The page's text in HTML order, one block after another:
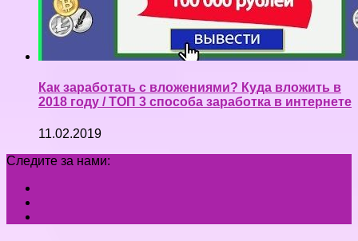
Как заработать с вложениями? Куда вложить в
2018 году / ТОП 3 способа заработка в интернете
11.02.2019
Следите за нами: